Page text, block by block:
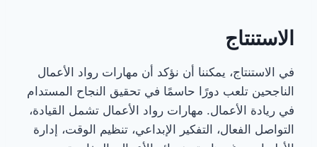
الاستنتاج
في الاستنتاج، يمكننا أن نؤكد أن مهارات رواد الأعمال
الناجحين تلعب دورًا حاسمًا في تحقيق النجاح المستدام
في ريادة الأعمال. مهارات رواد الأعمال تشمل القيادة،
التواصل الفعال، التفكير الإبداعي، تنظيم الوقت، إدارة